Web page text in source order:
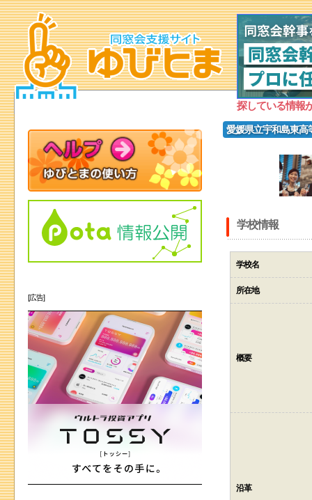
探している情報
愛媛県立宇和島東高
学校情報
学校名
所在地
概要
沿革
[広告]